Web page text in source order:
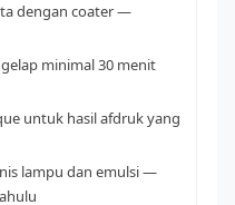
dengan coater —
minimal 30 menit
untuk hasil afdruk yang
lampu dan emulsi —